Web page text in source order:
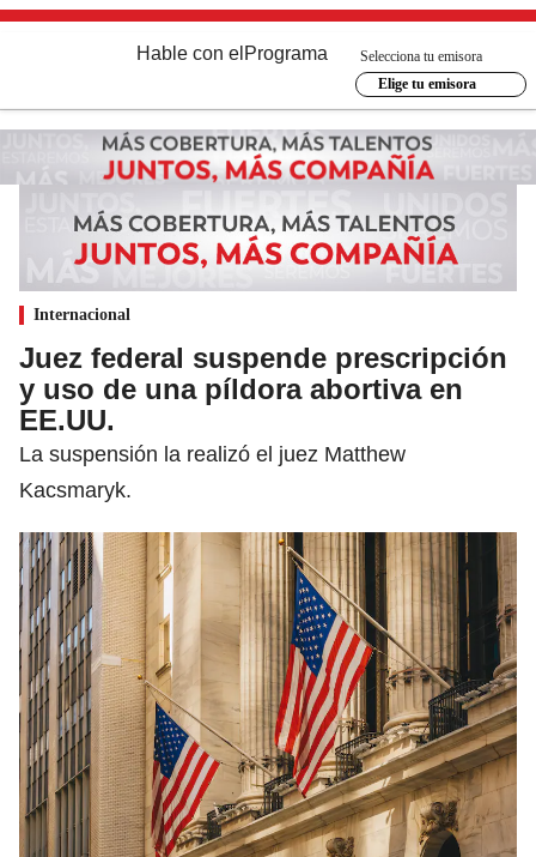
Hable con el Programa
Selecciona tu emisora
Elige tu emisora
Internacional
Juez federal suspende prescripción
y uso de una píldora abortiva en
EE.UU.
La suspensión la realizó el juez Matthew
Kacsmaryk.